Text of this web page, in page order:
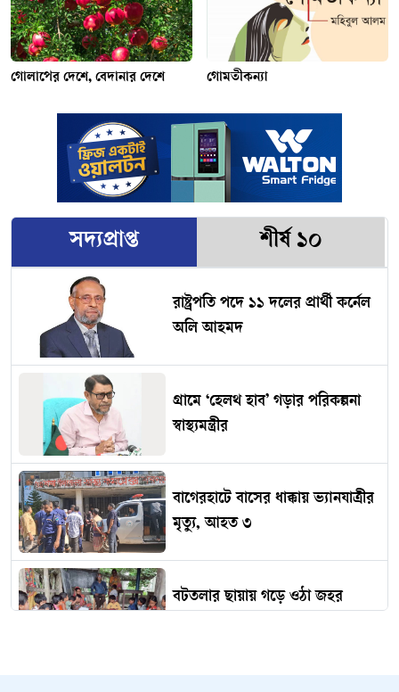
গোলাপের দেশে, বেদানার দেশে গোমতীকন্যা
সদ্যপ্রাপ্ত শীর্ষ ১০
রাষ্ট্রপতি পদে ১১ দলের প্রার্থী কর্নেল
অলি আহমদ
গ্রামে ‘হেলথ হাব’ গড়ার পরিকল্পনা
স্বাস্থ্যমন্ত্রীর
বাগেরহাটে বাসের ধাক্কায় ভ্যানযাত্রীর
মৃত্যু, আহত ৩
বটতলার ছায়ায় গড়ে ওঠা জহর